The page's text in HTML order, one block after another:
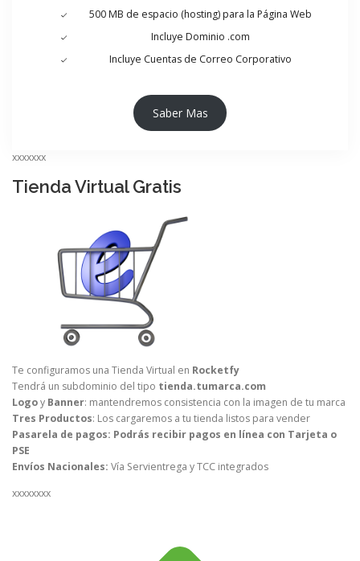
500 MB de espacio (hosting) para la Página Web
Incluye Dominio .com
Incluye Cuentas de Correo Corporativo
Saber Mas
xxxxxxx
Tienda Virtual Gratis
Te configuramos una Tienda Virtual en Rocketfy
Tendrá un subdominio del tipo tienda.tumarca.com
Logoy Banner: mantendremos consistencia con la imagen de tu marca
Tres Productos: Los cargaremos a tu tienda listos para vender
Pasarela de pagos: Podrás recibir pagos en línea con Tarjeta o
PSE
Envíos Nacionales: Vía Servientrega y TCC integrados
xxxxxxxx